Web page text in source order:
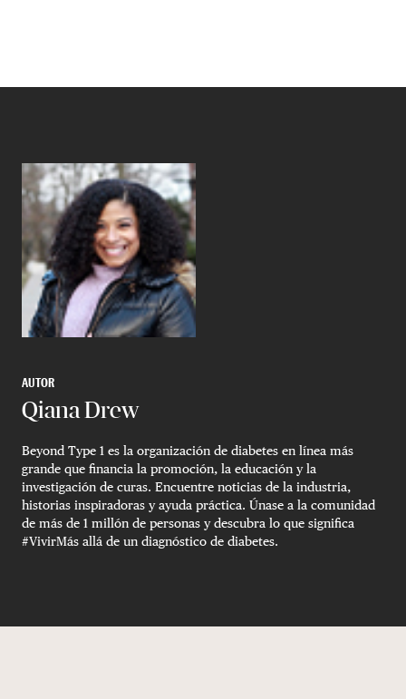
AUTOR
Qiana Drew
Beyond Type 1 es la organización de diabetes en línea más
grande que financia la promoción, la educación y la
investigación de curas. Encuentre noticias de la industria,
historias inspiradoras y ayuda práctica. Únase a la comunidad
de más de 1 millón de personas y descubra lo que significa
#VivirMás allá de un diagnóstico de diabetes.